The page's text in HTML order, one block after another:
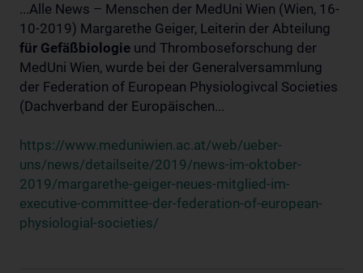
...Alle News – Menschen der MedUni Wien (Wien, 16-
10-2019) Margarethe Geiger, Leiterin der Abteilung
für Gefäßbiologie und Thromboseforschung der
MedUni Wien, wurde bei der Generalversammlung
der Federation of European Physiologivcal Societies
(Dachverband der Europäischen...
https://www.meduniwien.ac.at/web/ueber-
uns/news/detailseite/2019/news-im-oktober-
2019/margarethe-geiger-neues-mitglied-im-
executive-committee-der-federation-of-european-
physiologial-societies/